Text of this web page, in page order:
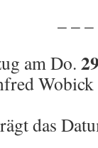
–
am Do.
das